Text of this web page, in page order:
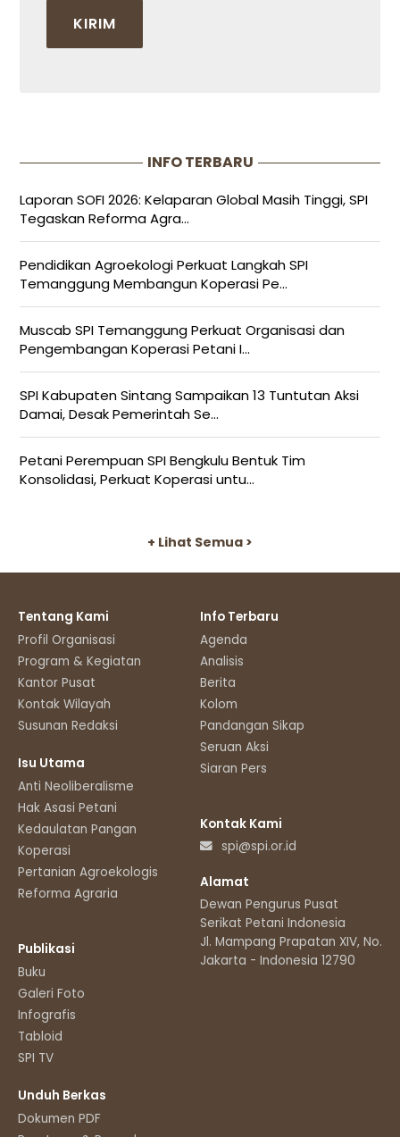
INFO TERBARU
Laporan SOFI 2026: Kelaparan Global Masih Tinggi, SPI
Tegaskan Reforma Agra...
Pendidikan Agroekologi Perkuat Langkah SPI
Temanggung Membangun Koperasi Pe...
Muscab SPI Temanggung Perkuat Organisasi dan
Pengembangan Koperasi Petani I...
SPI Kabupaten Sintang Sampaikan 13 Tuntutan Aksi
Damai, Desak Pemerintah Se...
Petani Perempuan SPI Bengkulu Bentuk Tim
Konsolidasi, Perkuat Koperasi untu...
+ Lihat Semua >
Tentang Kami
Profil Organisasi
Program & Kegiatan
Kantor Pusat
Kontak Wilayah
Susunan Redaksi
Isu Utama
Anti Neoliberalisme
Hak Asasi Petani
Kedaulatan Pangan
Koperasi
Pertanian Agroekologis
Reforma Agraria
Publikasi
Buku
Galeri Foto
Infografis
Tabloid
SPI TV
Unduh Berkas
Dokumen PDF
Info Terbaru
Agenda
Analisis
Berita
Kolom
Pandangan Sikap
Seruan Aksi
Siaran Pers
Kontak Kami
spi@spi.or.id
Alamat
Dewan Pengurus Pusat
Serikat Petani Indonesia
Jl. Mampang Prapatan XIV, No.11
Jakarta - Indonesia 12790